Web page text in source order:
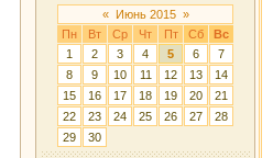
« Июнь 2015 »
Пн
Вт Ср Чт Пт Сб
Вс
1
2 3 4 5 6
7
8
9 10 11 12 13
14
15
16 17 18 19 20
21
22
23 24 25 26 27
28
29
30